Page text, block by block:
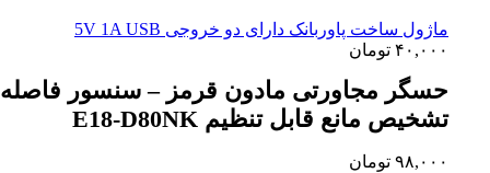
ماژول ساخت پاوربانک دارای دو خروجی 5V 1A USB
۴۰,۰۰۰ تومان
حسگر مجاورتی مادون قرمز – سنسور
تشخیص مانع قابل تنظیم E18-D80NK
۹۸,۰۰۰ تومان